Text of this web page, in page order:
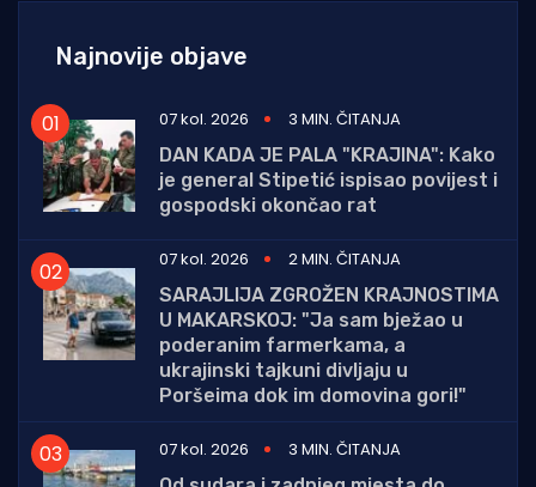
Najnovije objave
07 kol. 2026
3 MIN. ČITANJA
DAN KADA JE PALA "KRAJINA": Kako
je general Stipetić ispisao povijest i
gospodski okončao rat
07 kol. 2026
2 MIN. ČITANJA
SARAJLIJA ZGROŽEN KRAJNOSTIMA
U MAKARSKOJ: "Ja sam bježao u
poderanim farmerkama, a
ukrajinski tajkuni divljaju u
Poršeima dok im domovina gori!"
07 kol. 2026
3 MIN. ČITANJA